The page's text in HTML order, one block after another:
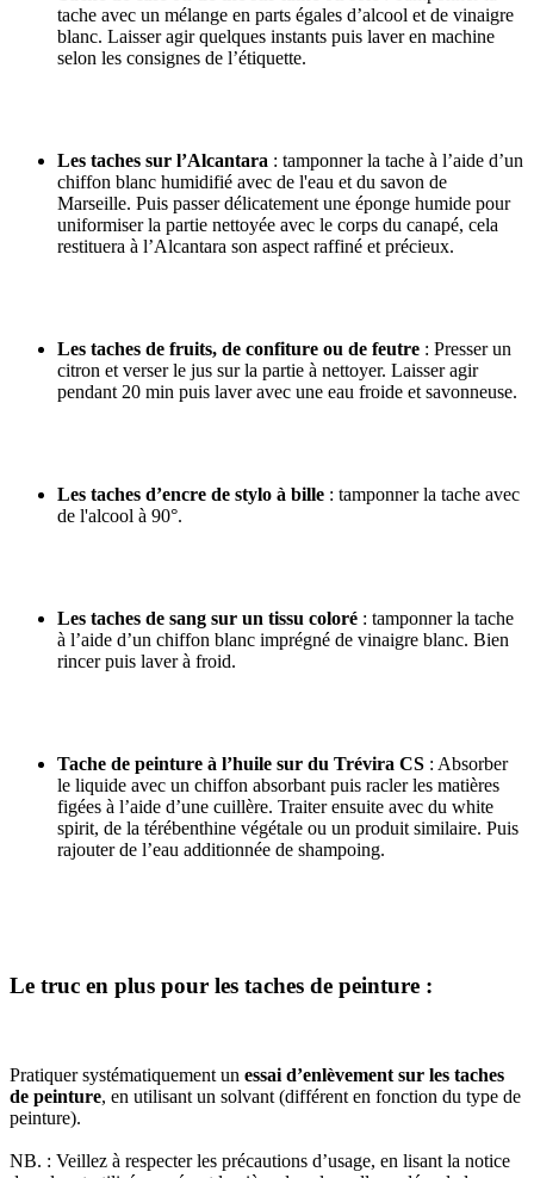
tache avec un mélange en parts égales d’alcool et de vinaigre
blanc. Laisser agir quelques instants puis laver en machine
selon les consignes de l’étiquette.
Les taches sur l’Alcantara : tamponner la tache à l’aide d’un
chiffon blanc humidifié avec de l'eau et du savon de
Marseille. Puis passer délicatement une éponge humide pour
uniformiser la partie nettoyée avec le corps du canapé, cela
restituera à l’Alcantara son aspect raffiné et précieux.
Les taches de fruits, de confiture ou de feutre : Presser un
citron et verser le jus sur la partie à nettoyer. Laisser agir
pendant 20 min puis laver avec une eau froide et savonneuse.
Les taches d’encre de stylo à bille : tamponner la tache avec
de l'alcool à 90°.
Les taches de sang sur un tissu coloré : tamponner la tache
à l’aide d’un chiffon blanc imprégné de vinaigre blanc. Bien
rincer puis laver à froid.
Tache de peinture à l’huile sur du Trévira CS : Absorber
le liquide avec un chiffon absorbant puis racler les matières
figées à l’aide d’une cuillère. Traiter ensuite avec du white
spirit, de la térébenthine végétale ou un produit similaire. Puis
rajouter de l’eau additionnée de shampoing.
Le truc en plus pour les taches de peinture :
Pratiquer systématiquement un essai d’enlèvement sur les taches
de peinture, en utilisant un solvant (différent en fonction du type de
peinture).
NB. : Veillez à respecter les précautions d’usage, en lisant la notice